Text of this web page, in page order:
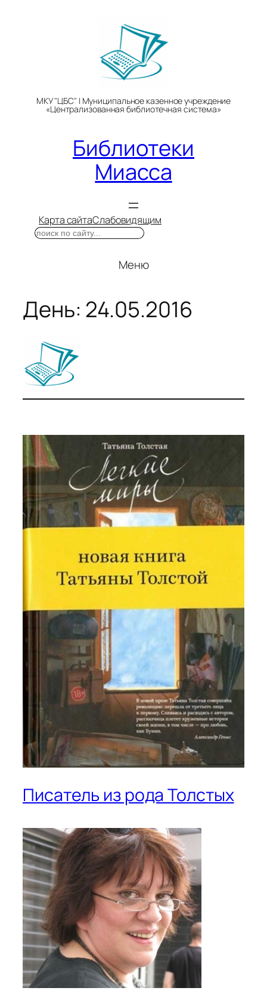
МКУ "ЦБС" | Муниципальное казенное учреждение
«Централизованная библиотечная система»
Библиотеки
Миасса
Карта сайтаСлабовидящим
Поиск
Меню
День: 24.05.2016
Писатель из рода Толстых